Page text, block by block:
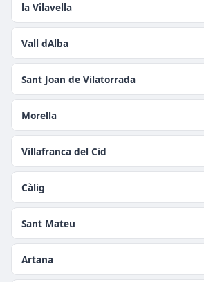
la Vilavella
Vall dAlba
Sant Joan de Vilatorrada
Morella
Villafranca del Cid
Càlig
Sant Mateu
Artana